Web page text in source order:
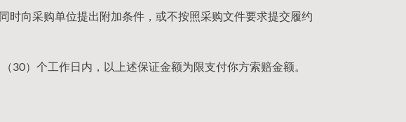
时向采购单位提出附加条件，或不按照采购文件要求提交履约
）个工作日内，以上述保证金额为限支付你方索赔金额。